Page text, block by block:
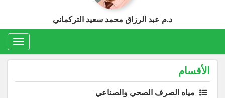
د.م عبد الرزاق محمد سعيد التركماني
الأقسام
مياه الصرف الصحي والصناعي